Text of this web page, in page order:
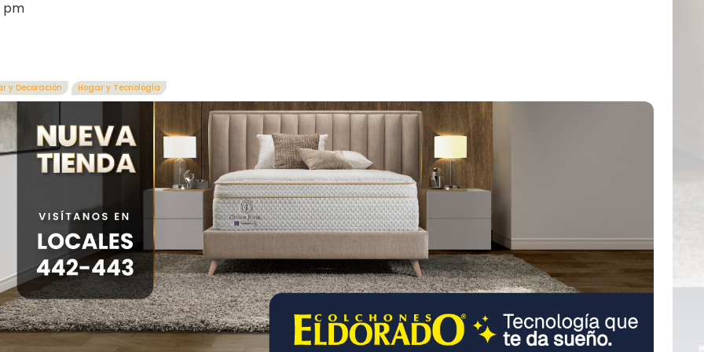
pm
y Decoración Hogar y Tecnología